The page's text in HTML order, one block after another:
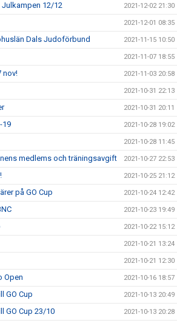
12/12 2021-12-02 21:30
2021-12-01 08:35
Dals Judoförbund 2021-11-15 10:50
2021-11-07 18:55
nov! 2021-11-03 20:58
2021-10-31 22:13
2021-10-31 20:11
19 2021-10-28 19:02
2021-10-28 11:45
medlems och träningsavgift 2021-10-27 22:53
2021-10-25 21:12
på GO Cup 2021-10-24 12:42
2021-10-23 19:49
2021-10-22 15:12
2021-10-21 13:24
2021-10-21 12:30
Open 2021-10-16 18:57
GO Cup 2021-10-13 20:49
GO Cup 23/10 2021-10-13 20:28